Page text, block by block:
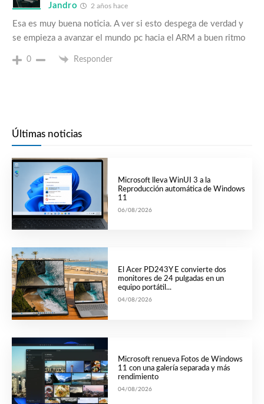
Jandro 2 años hace
Esa es muy buena noticia. A ver si esto despega de verdad y
se empieza a avanzar el mundo pc hacia el ARM a buen ritmo
0 Responder
Últimas noticias
Microsoft lleva WinUI 3 a la
Reproducción automática de Windows
11
06/08/2026
El Acer PD243Y E convierte dos
monitores de 24 pulgadas en un
equipo portátil...
04/08/2026
Microsoft renueva Fotos de Windows
11 con una galería separada y más
rendimiento
04/08/2026